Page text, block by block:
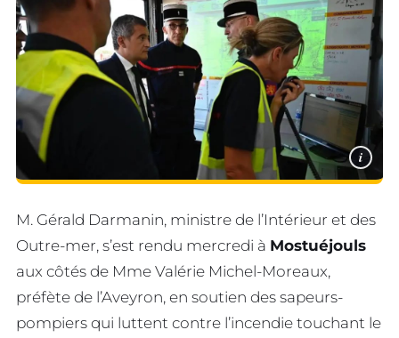
i
M. Gérald Darmanin, ministre de l’Intérieur et des
Outre-mer, s’est rendu mercredi à Mostuéjouls
aux côtés de Mme Valérie Michel-Moreaux,
préfète de l’Aveyron, en soutien des sapeurs-
pompiers qui luttent contre l’incendie touchant le